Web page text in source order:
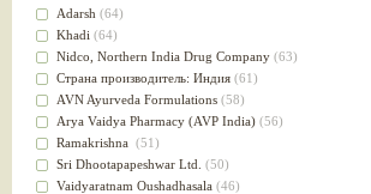
выводит токсины
Для здоровья печени
Для тела(39)
для очищения крови(38)
При диабете(38)
Антиоксидант(37)
Для Капха(Кафа) доши
От паразитов(37)
При расстройстве желудка (36)
Adarsh (64)
Khadi (64)
Nidсo, Northern India Drug Company (63)
Страна производитель: Индия (61)
AVN Ayurveda Formulations (58)
Arya Vaidya Pharmacy (AVP India) (56)
Ramakrishna (51)
Sri Dhootapapeshwar Ltd. (50)
Vaidyaratnam Oushadhasala (46)